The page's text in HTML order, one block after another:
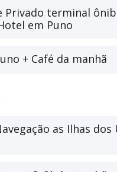
Privado terminal
em Puno
+ Café da manhã
as Ilhas dos